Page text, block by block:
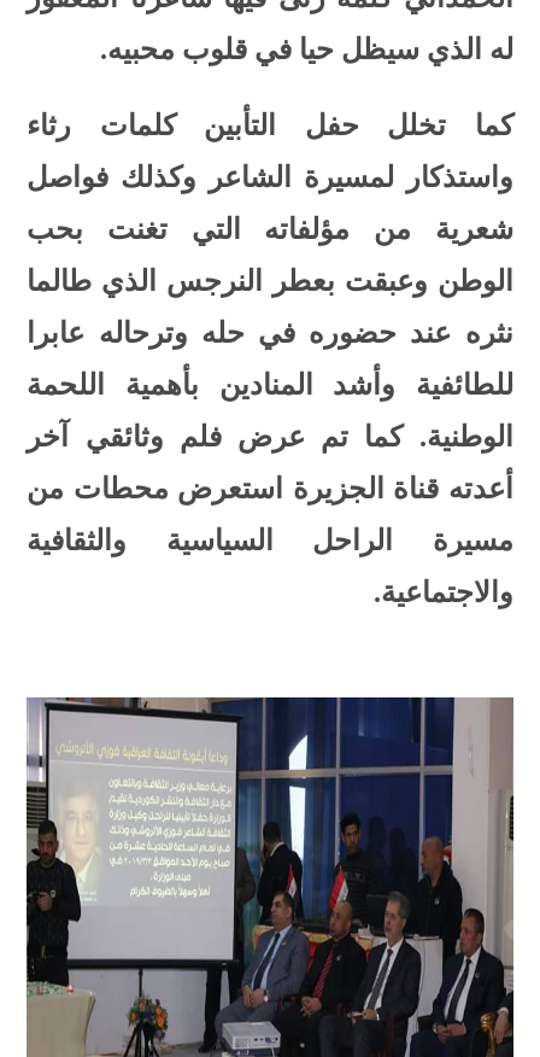
له الذي سيظل حيا في قلوب محبيه.
كما تخلل حفل التأبين كلمات رثاء
واستذكار لمسيرة الشاعر وكذلك فواصل
شعرية من مؤلفاته التي تغنت بحب
الوطن وعبقت بعطر النرجس الذي طالما
نثره عند حضوره في حله وترحاله عابرا
للطائفية وأشد المنادين بأهمية اللحمة
الوطنية. كما تم عرض فلم وثائقي آخر
أعدته قناة الجزيرة استعرض محطات من
مسيرة الراحل السياسية والثقافية
والاجتماعية.